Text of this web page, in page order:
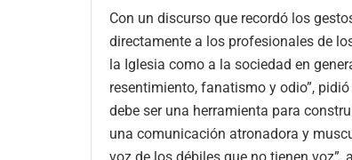
Con un discurso que recordó los
directamente a los profesionales de
la Iglesia como a la sociedad en
resentimiento, fanatismo y odio”,
debe ser una herramienta para
una comunicación atronadora y